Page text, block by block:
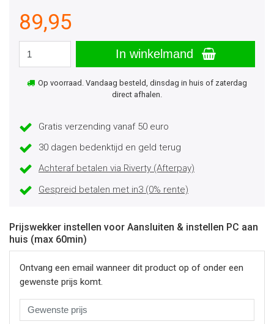
89,95
In winkelmand
Op voorraad. Vandaag besteld, dinsdag in huis of zaterdag
direct afhalen.
Gratis verzending vanaf 50 euro
30 dagen bedenktijd en geld terug
Achteraf betalen via Riverty (Afterpay)
Gespreid betalen met in3 (0% rente)
Prijswekker instellen voor Aansluiten & instellen PC aan
huis (max 60min)
Ontvang een email wanneer dit product op of onder een
gewenste prijs komt.